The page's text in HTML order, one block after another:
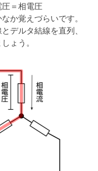
＝相電圧
か覚えづらいです。
デルタ結線を直列、
ょう。